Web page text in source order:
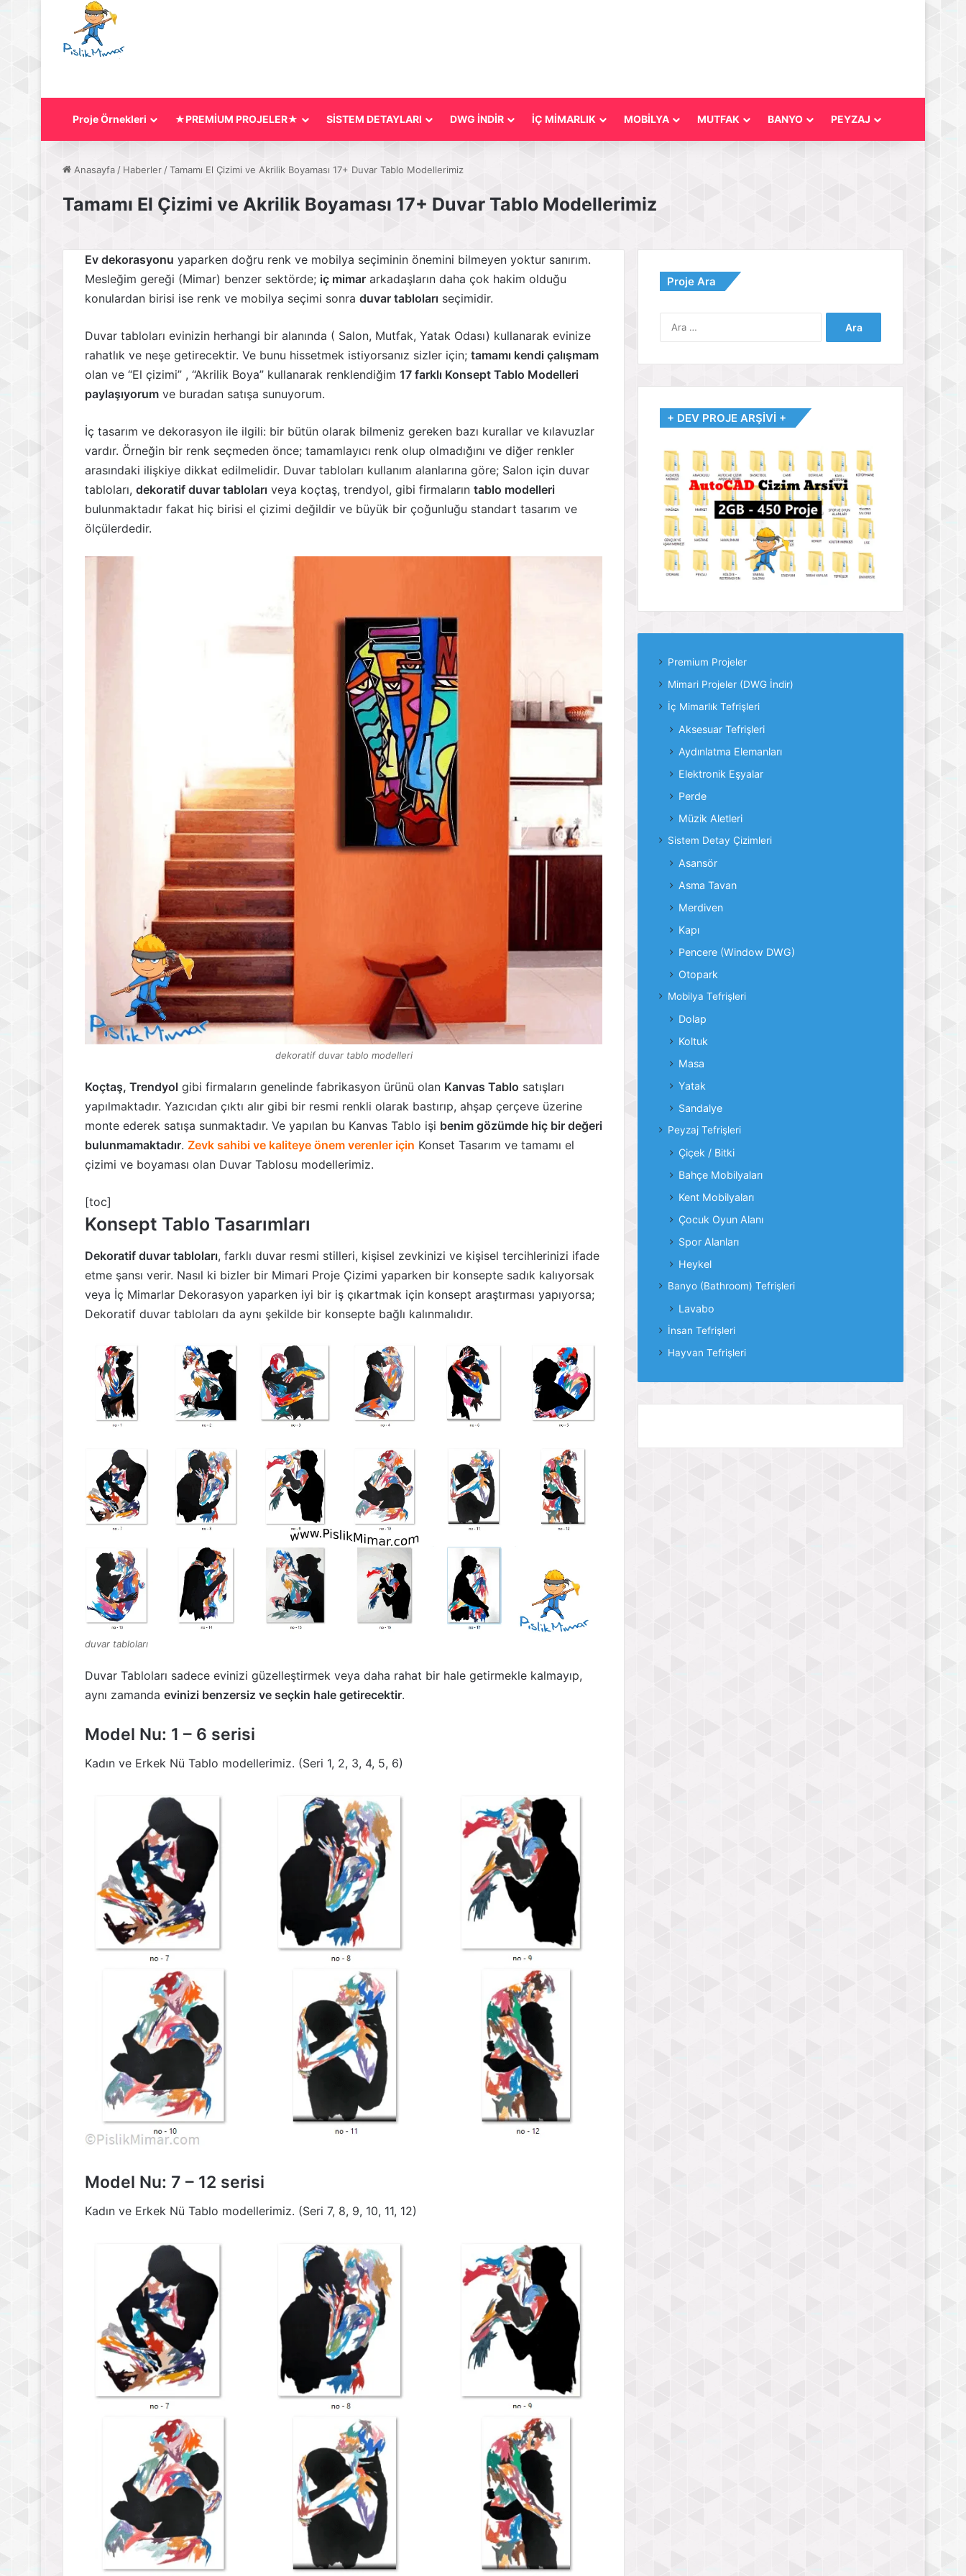
Proje Örnekleri ★PREMİUM PROJELER★ SİSTEM DETAYLARI DWG İNDİR İÇ MİMARLIK MOBİLYA MUTFAK BANYO PEYZAJ
Anasayfa / Haberler /Tamamı El Çizimi ve Akrilik Boyaması 17+ Duvar Tablo Modellerimiz
Tamamı El Çizimi ve Akrilik Boyaması 17+ Duvar Tablo Modellerimiz
Ev dekorasyonu yaparken doğru renk ve mobilya seçiminin önemini bilmeyen yoktur sanırım.
Mesleğim gereği (Mimar) benzer sektörde; iç mimar arkadaşların daha çok hakim olduğu
konulardan birisi ise renk ve mobilya seçimi sonra duvar tabloları seçimidir.
Duvar tabloları evinizin herhangi bir alanında ( Salon, Mutfak, Yatak Odası) kullanarak evinize
rahatlık ve neşe getirecektir. Ve bunu hissetmek istiyorsanız sizler için; tamamı kendi çalışmam
olan ve “El çizimi” , “Akrilik Boya” kullanarak renklendiğim 17 farklı Konsept Tablo Modelleri
paylaşıyorum ve buradan satışa sunuyorum.
İç tasarım ve dekorasyon ile ilgili: bir bütün olarak bilmeniz gereken bazı kurallar ve kılavuzlar
vardır. Örneğin bir renk seçmeden önce; tamamlayıcı renk olup olmadığını ve diğer renkler
arasındaki ilişkiye dikkat edilmelidir. Duvar tabloları kullanım alanlarına göre; Salon için duvar
tabloları, dekoratif duvar tabloları veya koçtaş, trendyol, gibi firmaların tablo modelleri
bulunmaktadır fakat hiç birisi el çizimi değildir ve büyük bir çoğunluğu standart tasarım ve
ölçülerdedir.
dekoratif duvar tablo modelleri
Koçtaş, Trendyol gibi firmaların genelinde fabrikasyon ürünü olan Kanvas Tablo satışları
yapılmaktadır. Yazıcıdan çıktı alır gibi bir resmi renkli olarak bastırıp, ahşap çerçeve üzerine
monte ederek satışa sunmaktadır. Ve yapılan bu Kanvas Tablo işi benim gözümde hiç bir değeri
bulunmamaktadır. Zevk sahibi ve kaliteye önem verenler için Konset Tasarım ve tamamı el
çizimi ve boyaması olan Duvar Tablosu modellerimiz.
[toc]
Konsept Tablo Tasarımları
Dekoratif duvar tabloları, farklı duvar resmi stilleri, kişisel zevkinizi ve kişisel tercihlerinizi ifade
etme şansı verir. Nasıl ki bizler bir Mimari Proje Çizimi yaparken bir konsepte sadık kalıyorsak
veya İç Mimarlar Dekorasyon yaparken iyi bir iş çıkartmak için konsept araştırması yapıyorsa;
Dekoratif duvar tabloları da aynı şekilde bir konsepte bağlı kalınmalıdır.
duvar tabloları
Duvar Tabloları sadece evinizi güzelleştirmek veya daha rahat bir hale getirmekle kalmayıp,
aynı zamanda evinizi benzersiz ve seçkin hale getirecektir.
Model Nu: 1 – 6 serisi
Kadın ve Erkek Nü Tablo modellerimiz. (Seri 1, 2, 3, 4, 5, 6)
Model Nu: 7 – 12 serisi
Kadın ve Erkek Nü Tablo modellerimiz. (Seri 7, 8, 9, 10, 11, 12)
Proje Ara
+ DEV PROJE ARŞİVİ +
Premium Projeler
Mimari Projeler (DWG İndir)
İç Mimarlık Tefrişleri
Aksesuar Tefrişleri
Aydınlatma Elemanları
Elektronik Eşyalar
Perde
Müzik Aletleri
Sistem Detay Çizimleri
Asansör
Asma Tavan
Merdiven
Kapı
Pencere (Window DWG)
Otopark
Mobilya Tefrişleri
Dolap
Koltuk
Masa
Yatak
Sandalye
Peyzaj Tefrişleri
Çiçek / Bitki
Bahçe Mobilyaları
Kent Mobilyaları
Çocuk Oyun Alanı
Spor Alanları
Heykel
Banyo (Bathroom) Tefrişleri
Lavabo
İnsan Tefrişleri
Hayvan Tefrişleri